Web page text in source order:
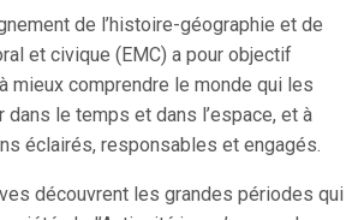
de l’histoire-géographie et de
et civique (EMC) a pour objectif
mieux comprendre le monde qui les
dans le temps et dans l’espace, et à
éclairés, responsables et engagés.
découvrent les grandes périodes qui